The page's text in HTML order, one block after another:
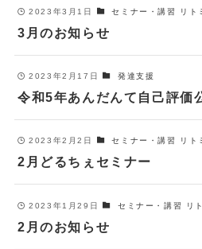
2023年3月1日 セミナー・講習 リト
3月のお知らせ
2023年2月17日 発達支援
令和5年あんだんて自己評価
2023年2月2日 セミナー・講習 リト
2月どるちぇセミナー
2023年1月29日 セミナー・講習 リ
2月のお知らせ